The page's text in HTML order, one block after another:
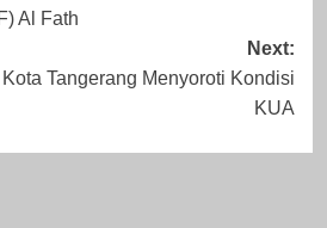
Oktober 21, 2025
Al Fath
Next:
Tangerang Menyoroti Kondisi
KUA